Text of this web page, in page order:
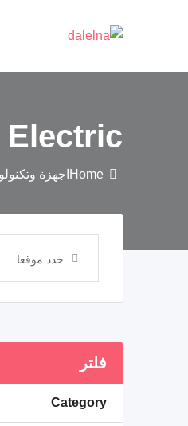
Electric
Home اجهزة
حدد موقعا
فلتر
Category